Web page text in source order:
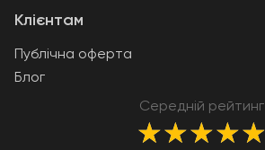
Клієнтам
Публічна оферта
Блог
Середній рейтинг
★★★★★